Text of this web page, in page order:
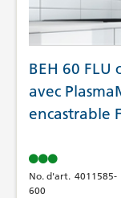
BEH 60 FLU
avec
encastrable
No. d'art. 4011585-
600